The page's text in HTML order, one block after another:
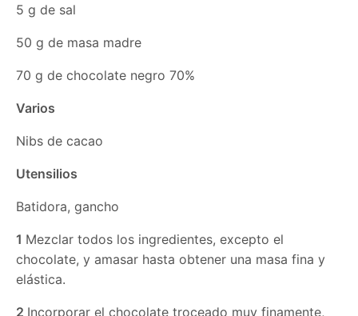
5 g de sal
50 g de masa madre
70 g de chocolate negro 70%
Varios
Nibs de cacao
Utensilios
Batidora, gancho
1 Mezclar todos los ingredientes, excepto el
chocolate, y amasar hasta obtener una masa fina y
elástica.
2 Incorporar el chocolate troceado muy finamente,